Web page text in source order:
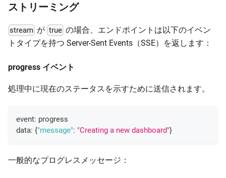
ストリーミング
stream が true の場合、エンドポイントは以下のイベン
トタイプを持つ Server-Sent Events（SSE）を返します：
progress イベント
処理中に現在のステータスを示すために送信されます。
event: progress
data: {"message": "Creating a new dashboard"}
一般的なプログレスメッセージ：